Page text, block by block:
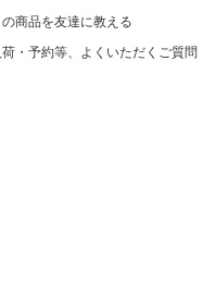
商品を友達に教える
・予約等、よくいただくご質問